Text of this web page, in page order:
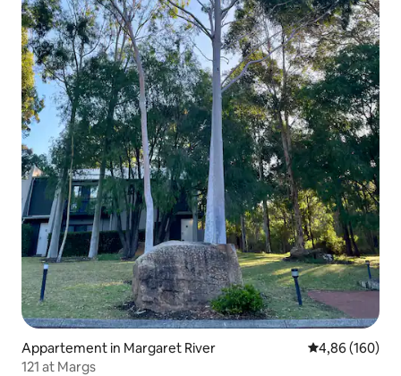
Appartement in Margaret River Gemiddelde
4,86 (160)
121 at Margs